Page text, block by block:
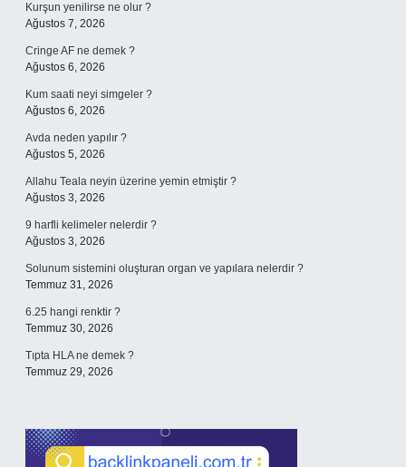
Kurşun yenilirse ne olur ?
Ağustos 7, 2026
Cringe AF ne demek ?
Ağustos 6, 2026
Kum saati neyi simgeler ?
Ağustos 6, 2026
Avda neden yapılır ?
Ağustos 5, 2026
Allahu Teala neyin üzerine yemin etmiştir ?
Ağustos 3, 2026
9 harfli kelimeler nelerdir ?
Ağustos 3, 2026
Solunum sistemini oluşturan organ ve yapılara nelerdir ?
Temmuz 31, 2026
6.25 hangi renktir ?
Temmuz 30, 2026
Tıpta HLA ne demek ?
Temmuz 29, 2026